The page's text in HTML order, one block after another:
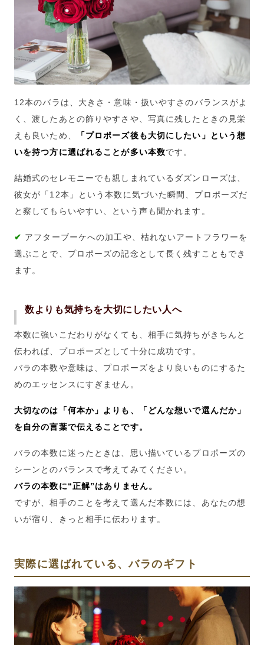
12本のバラは、大きさ・意味・扱いやすさのバランスがよ
く、渡したあとの飾りやすさや、写真に残したときの見栄
えも良いため、
「プロポーズ後も大切にしたい」という想
いを持つ方に選ばれることが多い本数です。
結婚式のセレモニーでも親しまれているダズンローズは、
彼女が「12本」という本数に気づいた瞬間、プロポーズだ
と察してもらいやすい、という声も聞かれます。
✔ アフターブーケへの加工や、枯れないアートフラワーを
選ぶことで、プロポーズの記念として長く残すこともでき
ます。
数よりも気持ちを大切にしたい人へ
本数に強いこだわりがなくても、相手に気持ちがきちんと
伝われば、プロポーズとして十分に成功です。
バラの本数や意味は、プロポーズをより良いものにするた
めのエッセンスにすぎません。
大切なのは「何本か」よりも、「どんな想いで選んだか」
を自分の言葉で伝えることです。
バラの本数に迷ったときは、思い描いているプロポーズの
シーンとのバランスで考えてみてください。
バラの本数に“正解”はありません。
ですが、相手のことを考えて選んだ本数には、あなたの想
いが宿り、きっと相手に伝わります。
実際に選ばれている、バラのギフト